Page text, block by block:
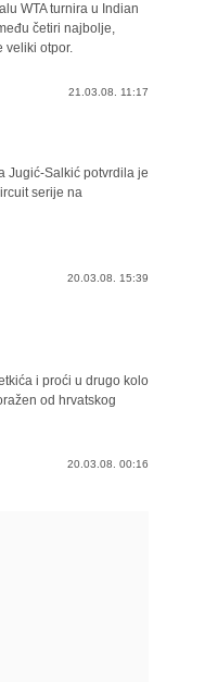
WTA turnira u Indian
četiri najbolje,
veliki otpor.
21.03.08. 11:17
Jugić-Salkić potvrdila je
serije na
20.03.08. 15:39
i proći u drugo kolo
od hrvatskog
20.03.08. 00:16